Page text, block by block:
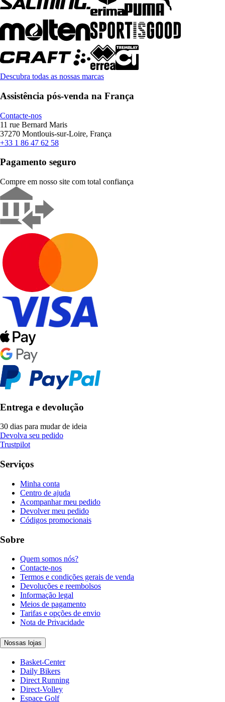
Descubra todas as nossas marcas
Assistência pós-venda na França
Contacte-nos
11 rue Bernard Maris
37270 Montlouis-sur-Loire, França
+33 1 86 47 62 58
Pagamento seguro
Compre em nosso site com total confiança
Entrega e devolução
30 dias para mudar de ideia
Devolva seu pedido
Trustpilot
Serviços
Minha conta
Centro de ajuda
Acompanhar meu pedido
Devolver meu pedido
Códigos promocionais
Sobre
Quem somos nós?
Contacte-nos
Termos e condições gerais de venda
Devoluções e reembolsos
Informação legal
Meios de pagamento
Tarifas e opções de envio
Nota de Privacidade
Nossas lojas
Basket-Center
Daily Bikers
Direct Running
Direct-Volley
Espace Golf